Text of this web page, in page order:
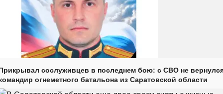
сослуживцев в последнем бою: с СВО не
огнеметного батальона из Саратовской области